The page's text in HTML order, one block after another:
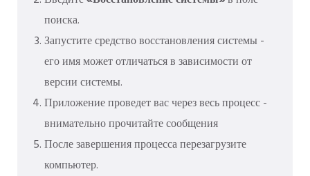
поиска.
Запустите средство восстановления системы -
его имя может отличаться в зависимости от
версии системы.
Приложение проведет вас через весь процесс -
внимательно прочитайте сообщения
После завершения процесса перезагрузите
компьютер.